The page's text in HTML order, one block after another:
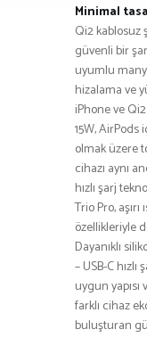
Minimal
Qi2 kablosuz
güvenli bir
uyumlu
hizalama ve
iPhone ve
15W,
olmak üzere
cihazı aynı
hızlı şarj
Trio Pro,
özellikleriyle
Dayanıklı
– USB-C
uygun
farklı cihaz
buluşturan